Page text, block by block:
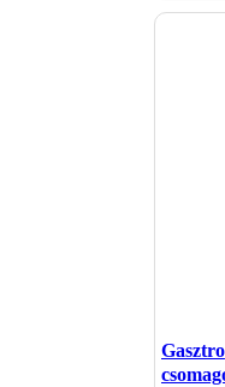
Gasztro